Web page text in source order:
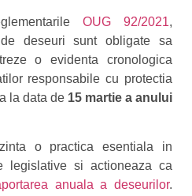
OUG 92/2021,
deseuri sunt obligate sa
o evidenta cronologica
responsabile cu protectia
la data de 15 martie a anului
o practica esentiala in
legislative si actioneaza ca
anuala a deseurilor.